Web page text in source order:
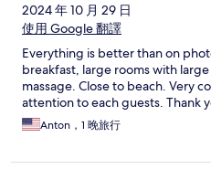
2024 年 10 月 29 日
使用 Google 翻譯
Everything is better than on
breakfast, large rooms with
massage. Close to beach. Very
attention to each guests. Thank
Anton，1 晚旅行